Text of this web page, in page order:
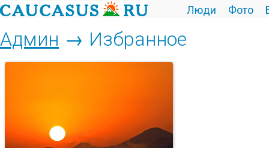
Люди Фото
Админ → Избранное